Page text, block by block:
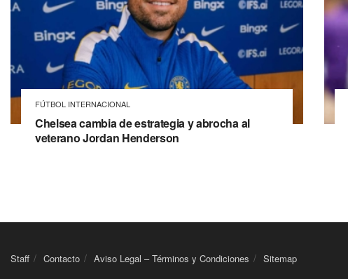
FÚTBOL INTERNACIONAL
Chelsea cambia de estrategia y abrocha al
veterano Jordan Henderson
Staff Contacto Aviso Legal – Términos y Condiciones Sitemap